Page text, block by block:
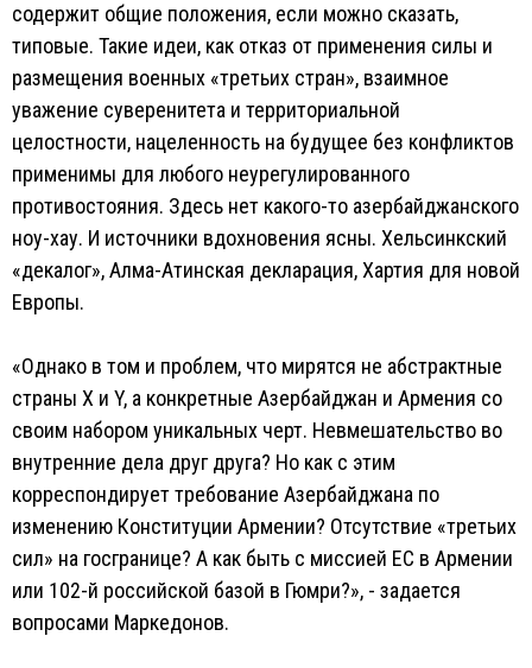
содержит общие положения, если можно сказать,
типовые. Такие идеи, как отказ от применения силы и
размещения военных «третьих стран», взаимное
уважение суверенитета и территориальной
целостности, нацеленность на будущее без конфликтов
применимы для любого неурегулированного
противостояния. Здесь нет какого-то азербайджанского
ноу-хау. И источники вдохновения ясны. Хельсинкский
«декалог», Алма-Атинская декларация, Хартия для новой
Европы.
«Однако в том и проблем, что мирятся не абстрактные
страны Х и Y, а конкретные Азербайджан и Армения со
своим набором уникальных черт. Невмешательство во
внутренние дела друг друга? Но как с этим
корреспондирует требование Азербайджана по
изменению Конституции Армении? Отсутствие «третьих
сил» на госгранице? А как быть с миссией ЕС в Армении
или 102-й российской базой в Гюмри?», - задается
вопросами Маркедонов.